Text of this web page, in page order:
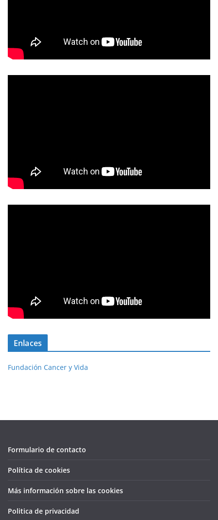
Enlaces
Fundación Cancer y Vida
Formulario de contacto
Política de cookies
Más información sobre las cookies
Politica de privacidad